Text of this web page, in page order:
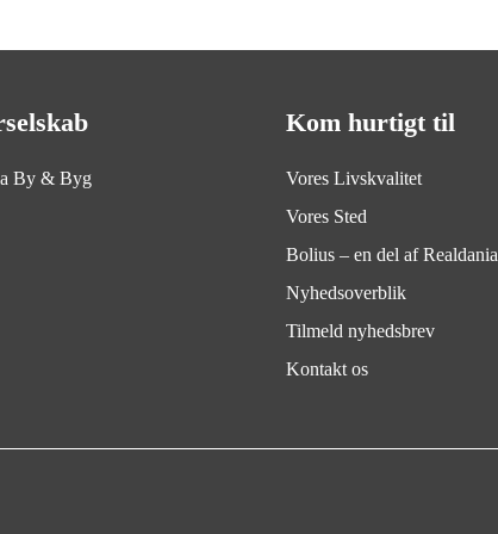
By & Byg
Kom hurtigt til
Vores Livskvalitet
Vores Sted
Bolius – en del af Realdania
Nyhedsoverblik
Tilmeld nyhedsbrev
Kontakt os